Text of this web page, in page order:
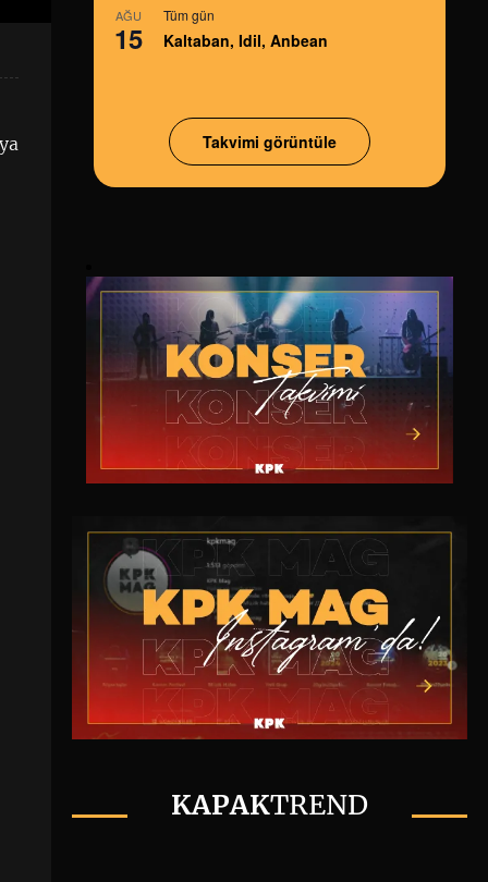
AĞU
15
Tüm gün
Kaltaban, Idil, Anbean
Takvimi görüntüle
KAPAKTREND